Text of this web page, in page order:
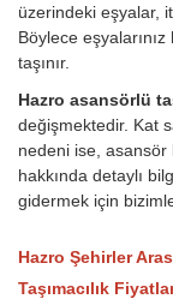
üzerindeki eşyalar,
Böylece
taşınır.
Hazro asansörlü
değişmektedir. Kat
nedeni ise, asansör
hakkında detaylı
gidermek için
Hazro Şehirler
Taşımacılık